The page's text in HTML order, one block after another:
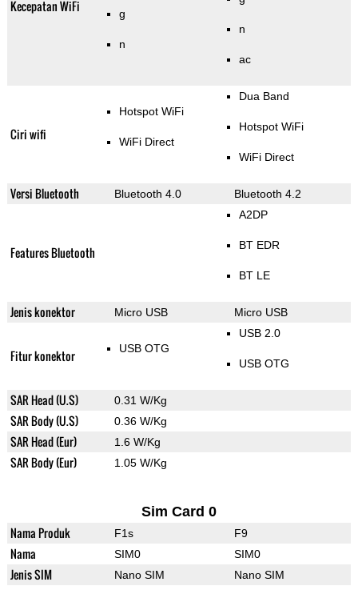
Kecepatan WiFi g
n
n
ac
Ciri wifi
Hotspot WiFi
WiFi Direct
Dua Band
Hotspot WiFi
WiFi Direct
Versi Bluetooth Bluetooth 4.0 Bluetooth 4.2
Features Bluetooth
A2DP
BT EDR
BT LE
Jenis konektor Micro USB Micro USB
Fitur konektor USB OTG
USB 2.0
USB OTG
SAR Head (U.S) 0.31 W/Kg
SAR Body (U.S) 0.36 W/Kg
SAR Head (Eur) 1.6 W/Kg
SAR Body (Eur) 1.05 W/Kg
Sim Card 0
Nama Produk F1s F9
Nama SIM0 SIM0
Jenis SIM Nano SIM Nano SIM